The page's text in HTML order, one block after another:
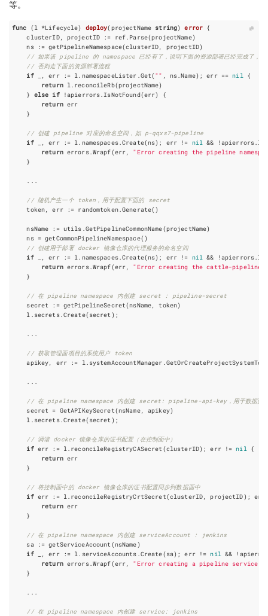
等。
func (l *Lifecycle) deploy(projectName string) error {
clusterID, projectID := ref. Parse(projectName)
ns
:= getPipelineNamespace(clusterID, projectID)
// 如果该 pipeline 的 namespace 已经有了，说明下面的资源部署已经完成了，
// 否则走下面的资源部署流程
if
, err := l. namespaceLister .Get("" , ns.Name); err == nil {
return l. reconcileRb(projectName)
}
else if !apierrors.IsNotFound(err)
{
return err
}
// 创建 pipeline 对应的命名空间，如 p-qqxs7-pipeline
if
, err := l. namespaces.Create(ns); err != nil && !apierrors.
return errors.Wrapf(err ,
"Error creating the pipeline
}
...
// 随机产生一个 token，用于配置下面的 secret
token, err := randomtoken.Generate()
nsName := utils .GetPipelineCommonName(projectName)
ns = getCommonPipelineNamespace()
// 创建用于部署 docker 镜像仓库的代理服务的命名空间
if
, err := l. namespaces.Create(ns); err != nil && !apierrors.
return errors.Wrapf(err ,
"Error creating the cattle-pipeline
}
// 在 pipeline namespace 内创建 secret : pipeline-secret
secret
:= getPipelineSecret(nsName, token)
l . secrets.Create(secret );
...
// 获取管理面项目的系统用户 token
apikey, err := l. systemAccountManager .
...
// 在 pipeline namespace 内创建 secret: pipeline-api-key，用于数据面与
secret
= GetAPIKeySecret(nsName, apikey)
l . secrets.Create(secret );
// 调谐 docker 镜像仓库的证书配置（在控制面中）
if err := l. reconcileRegistryCASecret (clusterID); err != nil {
return err
}
// 将控制面中的 docker 镜像仓库的证书配置同步到数据面中
if err := l. reconcileRegistryCrtSecret(clusterID, projectID);
err
return err
}
// 在 pipeline namespace 内创建 serviceAccount : jenkins
sa
:= getServiceAccount (nsName)
if
, err := l. serviceAccounts .Create(sa); err != nil && !
return errors.Wrapf(err ,
"Error creating a pipeline service
}
...
// 在 pipeline namespace 内创建 service: jenkins